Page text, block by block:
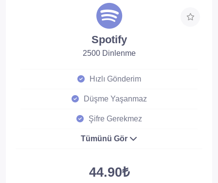
Spotify
2500 Dinlenme
Hızlı Gönderim
Düşme Yaşanmaz
Şifre Gerekmez
Tümünü Gör
44.90₺